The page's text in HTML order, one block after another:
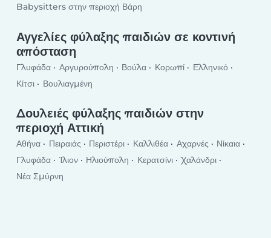
Babysitters στην περιοχή Βάρη
Αγγελίες φύλαξης παιδιών σε κοντινή
απόσταση
Γλυφάδα Αργυρούπολη Βούλα Κορωπί
Ελληνικό
Κίτσι
Βουλιαγμένη
Δουλειές φύλαξης παιδιών στην
περιοχή Αττική
Αθήνα Πειραιάς Περιστέρι Καλλιθέα Αχαρνές
Νίκαια
Γλυφάδα
Ίλιον Ηλιούπολη Κερατσίνι
Χαλάνδρι
Νέα Σμύρνη